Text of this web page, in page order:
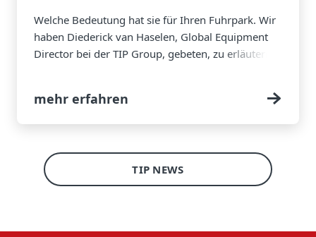
Welche Bedeutung hat sie für Ihren Fuhrpark. Wir
haben Diederick van Haselen, Global Equipment
Director bei der TIP Group, gebeten, zu erläutern,
Flottenbetreiber einstellen sollten.
mehr erfahren
TIP NEWS